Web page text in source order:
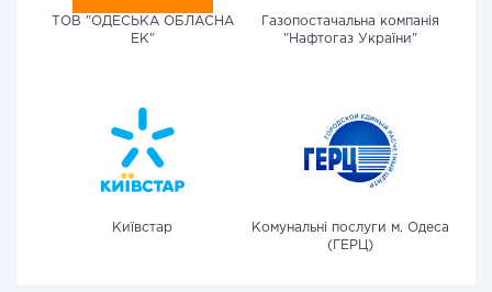
ТОВ "ОДЕСЬКА ОБЛАСНА
ЕК"
Газопостачальна компанія
"Нафтогаз України"
Київстар
Комунальні послуги м. Одеса
(ГЕРЦ)